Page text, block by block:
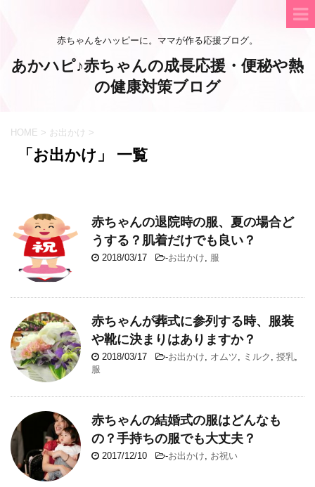
赤ちゃんをハッピーに。ママが作る応援ブログ。
あかハピ♪赤ちゃんの成長応援・便秘や熱
の健康対策ブログ
HOME > お出かけ >
「お出かけ」 一覧
赤ちゃんの退院時の服、夏の場合ど
うする？肌着だけでも良い？
2018/03/17 -お出かけ, 服
赤ちゃんが葬式に参列する時、服装
や靴に決まりはありますか？
2018/03/17 -お出かけ, オムツ, ミルク , 授乳,
服
赤ちゃんの結婚式の服はどんなも
の？手持ちの服でも大丈夫？
2017/12/10 -お出かけ, お祝い